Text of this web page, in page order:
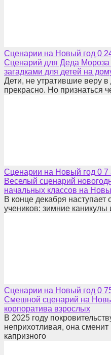
Сценарии на Новый год 0
Сценарий для Деда Мороза
загадками для детей на
Дети, не утратившие веру
прекрасно. Но признаться
Сценарии на Новый год 0 7
Веселый сценарий
начальных классов на
В конце декабря
учеников: зимние каникулы
Сценарии на Новый год 0
Смешной сценарий на
корпоратива взрослых
В 2025 году
неприхотливая, она
капризного